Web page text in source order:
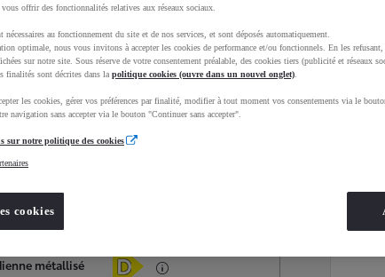
Services Concession
Occasions
métallisé
offrir des fonctionnalités relatives aux réseaux sociaux.
nécessaires au fonctionnement du site et de nos services, et sont déposés automatiquement.
optimale, nous vous invitons à accepter les cookies de performance et/ou fonctionnels. En les refusant,
sur notre site. Sous réserve de votre consentement préalable, des cookies tiers (publicité et réseaux
finalités sont décrites dans la politique cookies (ouvre dans un nouvel onglet)
les cookies, gérer vos préférences par finalité, modifier à tout moment vos consentements via le
navigation sans accepter via le bouton "Continuer sans accepter".
sur notre politique des cookies
cookies